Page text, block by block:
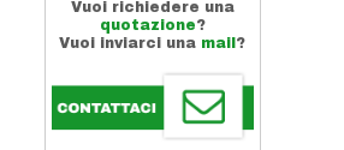
Vuoi richiedere una
quotazione?
Vuoi inviarci una mail ?